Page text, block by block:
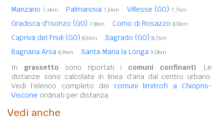
Manzano 7,4km Palmanova 7,6km Villesse (GO) 7,7km
Gradisca d'Isonzo (GO) 7,8km Corno di Rosazzo 8,0km
Capriva del Friuli (GO) 8,6km Sagrado (GO) 8,7km
Bagnaria Arsa 8,9km Santa Maria la Longa 9,0km
In grassetto sono riportati i comuni confinanti. Le
distanze sono calcolate in linea d'aria dal centro urbano.
Vedi l'elenco completo dei comuni limitrofi a Chiopris-
Viscone ordinati per distanza.
Vedi anche